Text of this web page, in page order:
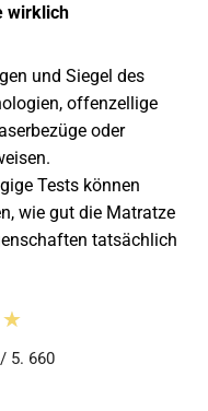
wirklich
und Siegel des
offenzellige
oder
Tests können
wie gut die Matratze
tatsächlich
5. 660